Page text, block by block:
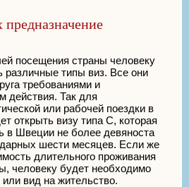
посещения страны человеку
различные типы виз. Все они
требованиями и
действия. Так для
или рабочей поездки в
открыть визу типа С, которая
в Швеции не более девяноста
шести месяцев. Если же
длительного проживания
человеку будет необходимо
вид на жительство.